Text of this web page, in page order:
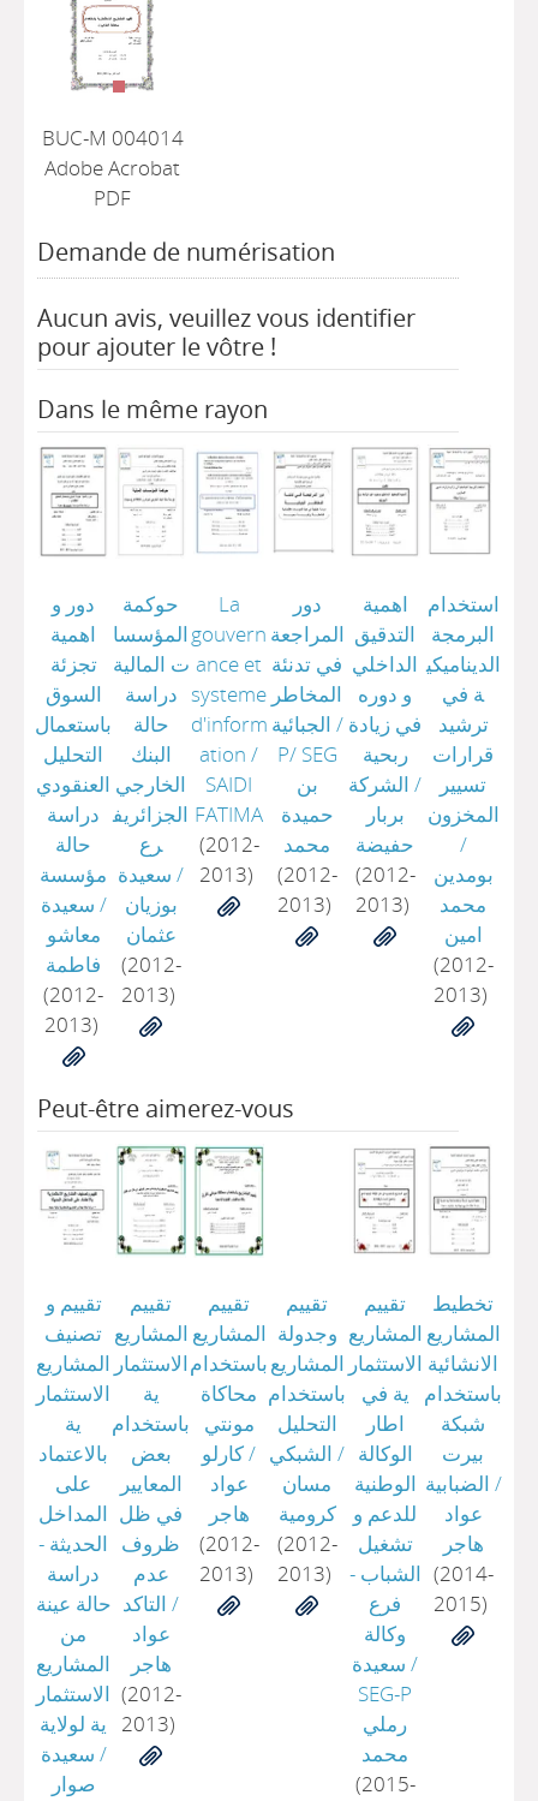
BUC-M 004014
Adobe Acrobat
PDF
Demande de numérisation
Aucun avis, veuillez vous identifier
pour ajouter le vôtre !
Dans le même rayon
دور و
اهمية
تجزئة
السوق
باستعمال
التحليل
العنقودي
دراسة
حالة
مؤسسة
سعيدة /
معاشو
فاطمة
(2012-
2013)
حوكمة
المؤسسا
ت المالية
دراسة
حالة
البنك
الخارجي
الجزائريف
رع
سعيدة /
بوزيان
عثمان
(2012-
2013)
La
gouvern
ance et
systeme
d'inform
ation /
SAIDI
FATIMA
(2012-
2013)
دور
المراجعة
في تدنئة
المخاطر
الجبائية /
P/ SEG
بن
حميدة
محمد
(2012-
2013)
اهمية
التدقيق
الداخلي
و دوره
في زيادة
ربحية
الشركة /
بربار
حفيضة
(2012-
2013)
استخدام
البرمجة
الديناميكي
ة في
ترشيد
قرارات
تسيير
المخزون
/
بومدين
محمد
امين
(2012-
2013)
Peut-être aimerez-vous
تقييم و
تصنيف
المشاريع
الاستثمار
ية
بالاعتماد
على
المداخل
الحديثة -
دراسة
حالة عينة
من
المشاريع
الاستثمار
ية لولاية
سعيدة /
صوار
تقييم
المشاريع
الاستثمار
ية
باستخدام
بعض
المعايير
في ظل
ظروف
عدم
التاكد /
عواد
هاجر
(2012-
2013)
تقييم
المشاريع
باستخدام
محاكاة
مونتي
كارلو/
عواد
هاجر
(2012-
2013)
تقييم
وجدولة
المشاريع
باستخدام
التحليل
الشبكي /
مسان
كرومية
(2012-
2013)
تقييم
المشاريع
الاستثمار
ية في
اطار
الوكالة
الوطنية
للدعم و
تشغيل
الشباب -
فرع
وكالة
سعيدة /
SEG-P
رملي
محمد
(2015-
تخطيط
المشاريع
الانشائية
باستخدام
شبكة
بيرت
الضبابية /
عواد
هاجر
(2014-
2015)